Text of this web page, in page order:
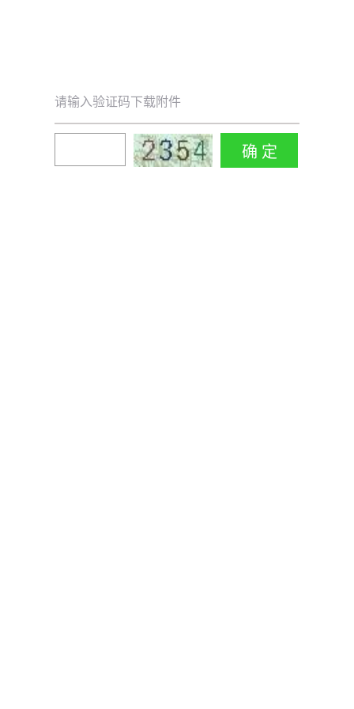
请输入验证码下载附件